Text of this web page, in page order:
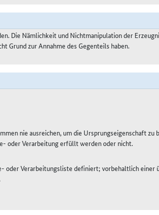
Die Nämlichkeit und Nichtmanipulation der
Grund zur Annahme des Gegenteils haben.
nie ausreichen, um die Ursprungseigenschaft zu
oder Verarbeitung erfüllt werden oder nicht.
oder Verarbeitungsliste definiert; vorbehaltlich einer